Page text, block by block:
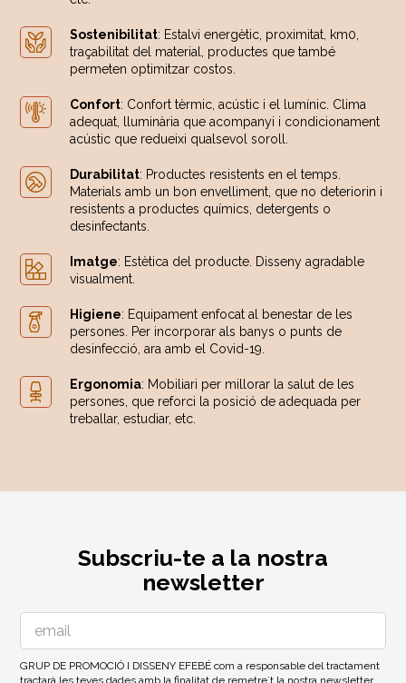
Sostenibilitat: Estalvi energètic, proximitat, km0,
traçabilitat del material, productes que també
permeten optimitzar costos.
Confort: Confort tèrmic, acústic i el lumínic. Clima
adequat, lluminària que acompanyi i condicionament
acústic que redueixi qualsevol soroll.
Durabilitat: Productes resistents en el temps.
Materials amb un bon envelliment, que no deteriorin i
resistents a productes químics, detergents o
desinfectants.
Imatge: Estètica del producte. Disseny agradable
visualment.
Higiene: Equipament enfocat al benestar de les
persones. Per incorporar als banys o punts de
desinfecció, ara amb el Covid-19.
Ergonomia: Mobiliari per millorar la salut de les
persones, que reforci la posició de adequada per
treballar, estudiar, etc.
Subscriu-te a la nostra
newsletter
GRUP DE PROMOCIÓ I DISSENY EFEBÉ com a responsable del tractament